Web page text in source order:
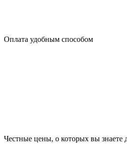
Оплата удобным способом
Честные цены, о которых вы знаете